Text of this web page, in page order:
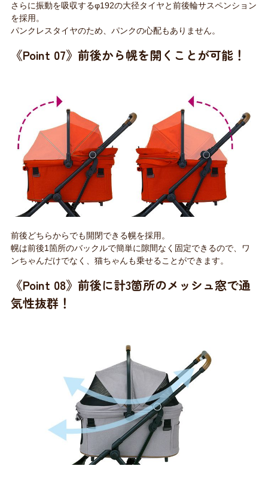
さらに振動を吸収するφ192の大径タイヤと前後輪サスペンション
を採用。
パンクレスタイヤのため、パンクの心配もありません。
《Point 07》前後から幌を開くことが可能！
前後どちらからでも開閉できる幌を採用。
幌は前後1箇所のバックルで簡単に隙間なく固定できるので、ワ
ンちゃんだけでなく、猫ちゃんも乗せることができます。
《Point 08》前後に計3箇所のメッシュ窓で通
気性抜群！